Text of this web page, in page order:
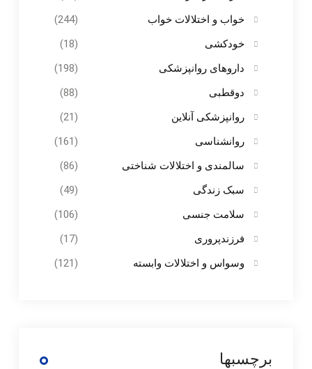
خواب و اختلالات خواب
(244)
خودکشی
(18)
داروهای روانپزشکی
(198)
دوقطبی
(88)
روانپزشکی آنلاین
(21)
روانشناسی
(161)
سالمندی و اختلالات شناختی
(86)
سبک زندگی
(49)
سلامت جنسی
(106)
فرزندپروری
(17)
وسواس و اختلالات وابسته
(121)
برچسبها